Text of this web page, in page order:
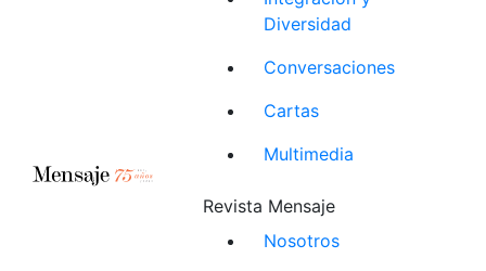
Diversidad
Conversaciones
Cartas
Multimedia
Revista Mensaje
Nosotros